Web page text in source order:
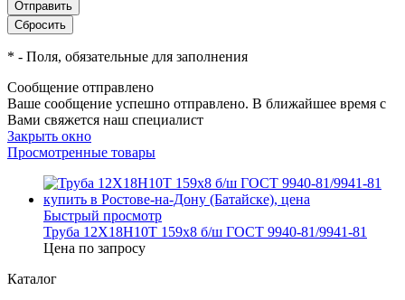
* - Поля, обязательные для заполнения
Сообщение отправлено
Ваше сообщение успешно отправлено. В ближайшее время с
Вами свяжется наш специалист
Закрыть окно
Просмотренные товары
Быстрый просмотр
Труба 12Х18Н10Т 159х8 б/ш ГОСТ 9940-81/9941-81
Цена по запросу
Каталог